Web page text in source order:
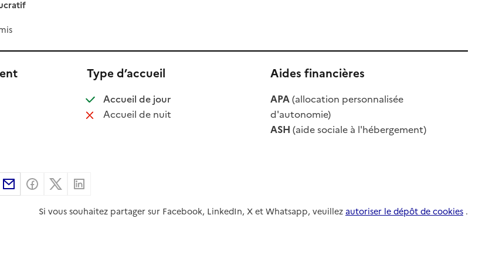
Type d’accueil
Accueil de jour: disponible
Accueil de nuit: non disponible
Aides financières
APA(allocation personnalisée
d'autonomie)
ASH (aide sociale à l'hébergement)
ImprimerPartager par email
Partager sur Facebook
Partager sur X
Si vous souhaitez partager sur Facebook, LinkedIn, X et Whatsapp, veuillez autoriser le dépôt de cookies .